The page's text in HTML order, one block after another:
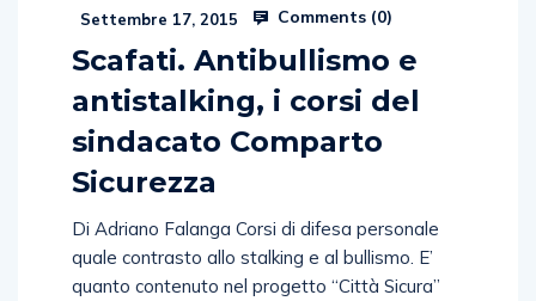
Settembre 17, 2015 Comments (0)
Scafati. Antibullismo e
antistalking, i corsi del
sindacato Comparto
Sicurezza
Di Adriano Falanga Corsi di difesa personale
quale contrasto allo stalking e al bullismo. E’
quanto contenuto nel progetto “Città Sicura”